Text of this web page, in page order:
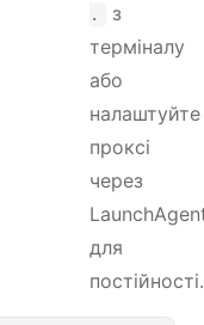
.
з
терміналу
або
налаштуйте
проксі
через
для
постійності.